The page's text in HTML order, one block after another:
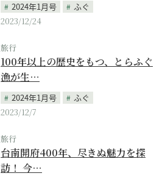
2024年1月号
ふぐ
2023/12/24
旅行
100年以上の歴史をもつ、とらふぐ
漁が生…
2024年1月号
ふぐ
2023/12/7
旅行
台南開府400年、尽きぬ魅力を探
訪！ 今…